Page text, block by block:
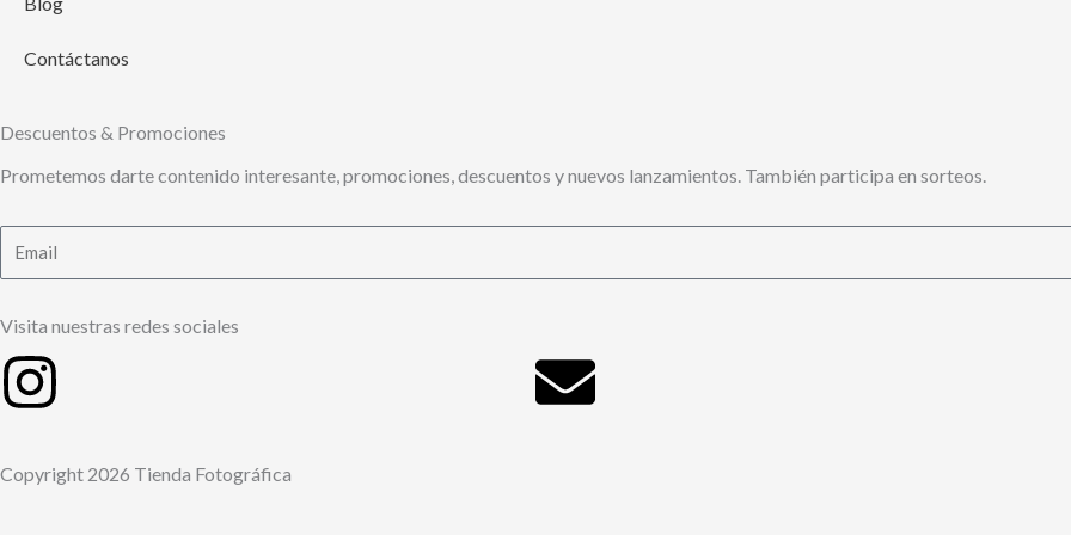
Contáctanos
Descuentos & Promociones
Prometemos darte contenido interesante, promociones, descuentos y nuevos lanzamientos. También participa en sorteos.
Email
Visita nuestras redes sociales
Instagram Envelope
Copyright 2026 Tienda Fotográfica